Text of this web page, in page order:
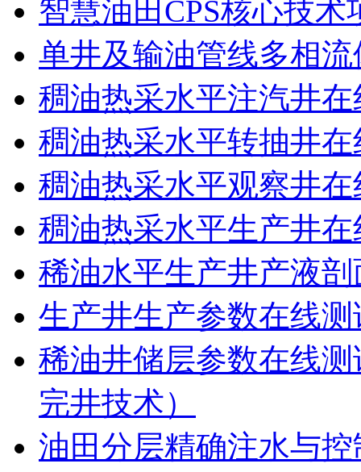
智慧油田CPS核心技术
单井及输油管线多相
稠油热采水平注汽井
稠油热采水平转抽井
稠油热采水平观察井
稠油热采水平生产井
稀油水平生产井产液
生产井生产参数在线
稀油井储层参数在线
完井技术）
油田分层精确注水与